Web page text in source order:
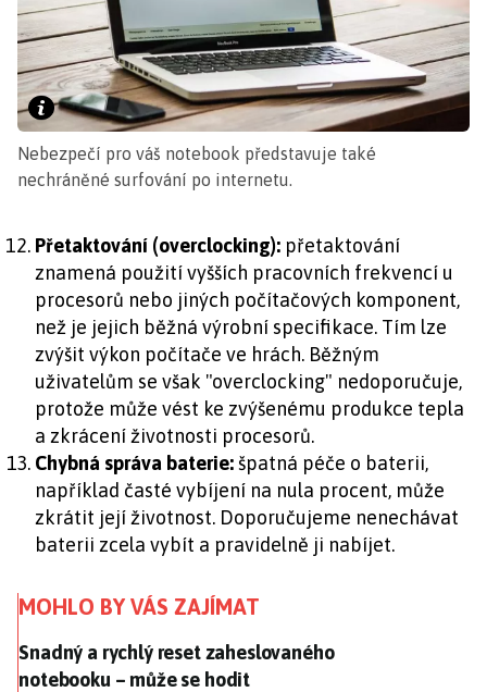
Nebezpečí pro váš notebook představuje také
nechráněné surfování po internetu.
Přetaktování (overclocking): přetaktování
znamená použití vyšších pracovních frekvencí u
procesorů nebo jiných počítačových komponent,
než je jejich běžná výrobní specifikace. Tím lze
zvýšit výkon počítače ve hrách. Běžným
uživatelům se však "overclocking" nedoporučuje,
protože může vést ke zvýšenému produkce tepla
a zkrácení životnosti procesorů.
Chybná správa baterie:špatná péče o baterii,
například časté vybíjení na nula procent, může
zkrátit její životnost. Doporučujeme nenechávat
baterii zcela vybít a pravidelně ji nabíjet.
MOHLO BY VÁS ZAJÍMAT
Snadný a rychlý reset zaheslovaného notebooku –
Snadný a rychlý reset zaheslovaného
notebooku – může se hodit